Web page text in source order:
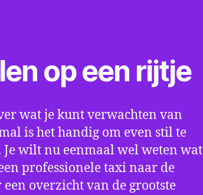
op een rijtje
wat je kunt verwachten van
is het handig om even stil te
wilt nu eenmaal wel weten wat
professionele taxi naar de
overzicht van de grootste